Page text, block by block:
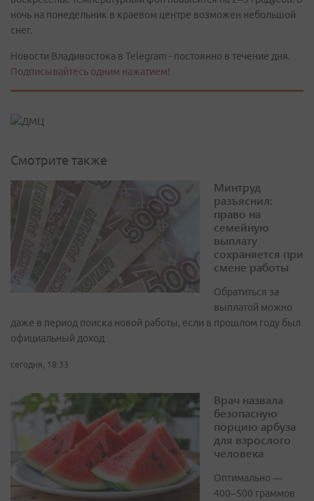
ночь на понедельник в краевом центре возможен небольшой
снег.
Новости Владивостока в Telegram - постоянно в течение дня.
Подписывайтесь одним нажатием!
Смотрите также
Минтруд
разъяснил:
право на
семейную
выплату
сохраняется при
смене работы
Обратиться за
выплатой можно
даже в период поиска новой работы, если в прошлом году был
официальный доход
сегодня, 18:33
Врач назвала
безопасную
порцию арбуза
для взрослого
человека
Оптимально —
400–500 граммов